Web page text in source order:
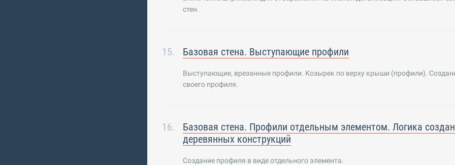
стен.
Базовая стена. Выступающие профили
Выступающие, врезанные профили. Козырек по верху крыши (профили).
своего профиля.
Базовая стена. Профили отдельным элементом. Логика
деревянных конструкций
Создание профиля в виде отдельного элемента.